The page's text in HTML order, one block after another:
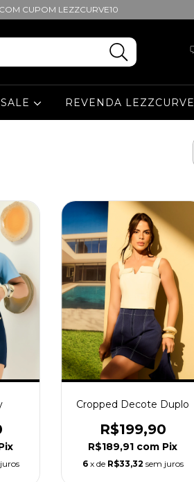
CUPOM LEZZCURVE10
SALE REVENDA LEZZCURVE
Cropped Decote Duplo
R$199,90
R$189,91 com Pix
6 x de R$33,32 sem juros